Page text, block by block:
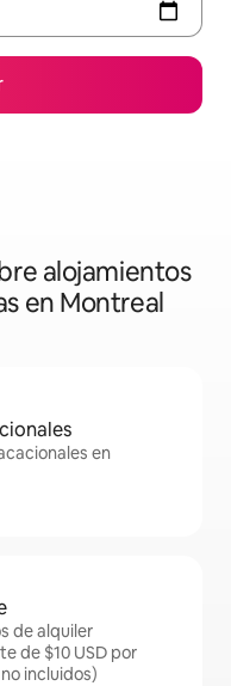
alojamientos
en Montreal
en
de alquiler
de $10 USD por
incluidos)